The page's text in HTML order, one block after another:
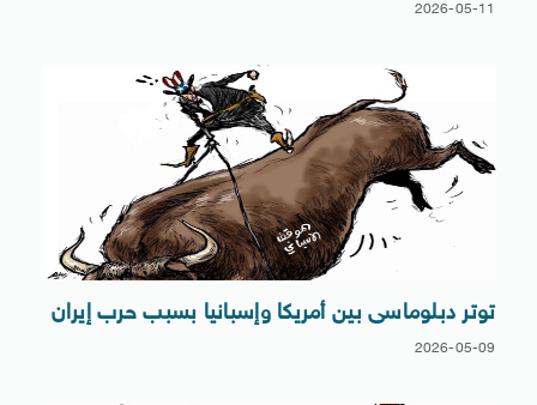
2026-05-11
توتر دبلوماسى بين أمريكا وإسبانيا بسبب حرب إيران
2026-05-09